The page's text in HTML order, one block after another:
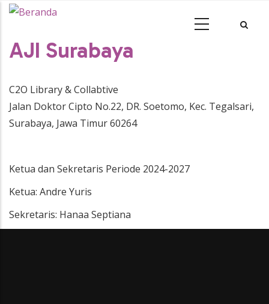
AJI Surabaya
C2O Library & Collabtive
Jalan Doktor Cipto No.22, DR. Soetomo, Kec. Tegalsari,
Surabaya, Jawa Timur 60264
Ketua dan Sekretaris Periode 2024-2027
Ketua: Andre Yuris
Sekretaris: Hanaa Septiana